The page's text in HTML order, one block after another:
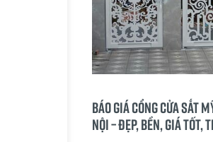
Báo giá cổng cửa sắt
Nội – Đẹp, bền, giá tốt,